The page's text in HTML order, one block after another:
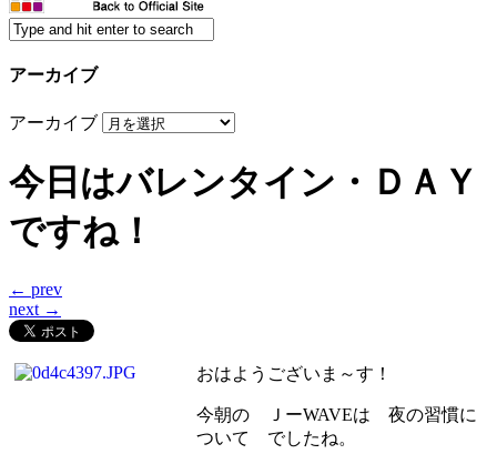
アーカイブ
アーカイブ
今日はバレンタイン・ＤＡＹ
ですね！
← prev
next →
おはようございま～す！
今朝の ＪーWAVEは 夜の習慣に
ついて でしたね。